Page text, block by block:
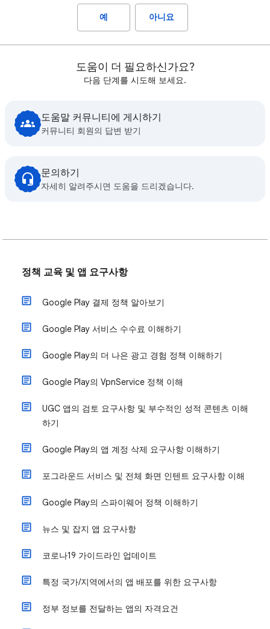
예 아니요
도움이 더 필요하신가요?
다음 단계를 시도해 보세요.
도움말 커뮤니티에 게시하기
커뮤니티 회원의 답변 받기
문의하기
자세히 알려주시면 도움을 드리겠습니다.
정책 교육 및 앱 요구사항
Google Play 결제 정책 알아보기
Google Play 서비스 수수료 이해하기
Google Play의 더 나은 광고 경험 정책 이해하기
Google Play의 VpnService 정책 이해
UGC 앱의 검토 요구사항 및 부수적인 성적 콘텐츠 이해
하기
Google Play의 앱 계정 삭제 요구사항 이해하기
포그라운드 서비스 및 전체 화면 인텐트 요구사항 이해
Google Play의 스파이웨어 정책 이해하기
뉴스 및 잡지 앱 요구사항
코로나19 가이드라인 업데이트
특정 국가/지역에서의 앱 배포를 위한 요구사항
정부 정보를 전달하는 앱의 자격요건